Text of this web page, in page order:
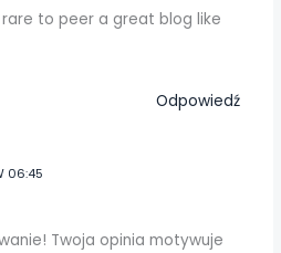
rare to peer a great blog like
Odpowiedź
06:45
Twoja opinia motywuje